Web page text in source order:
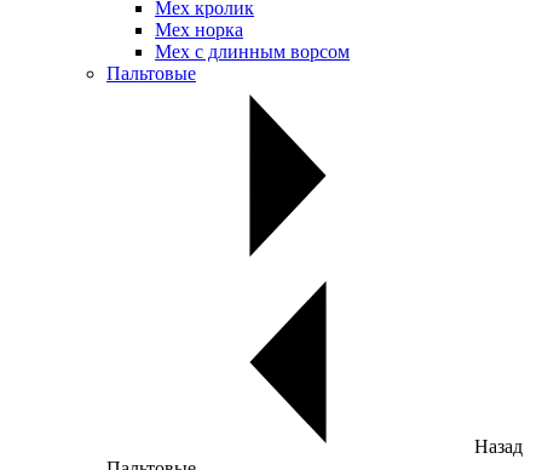
Мех кролик
Мех норка
Мех с длинным ворсом
Пальтовые
Назад